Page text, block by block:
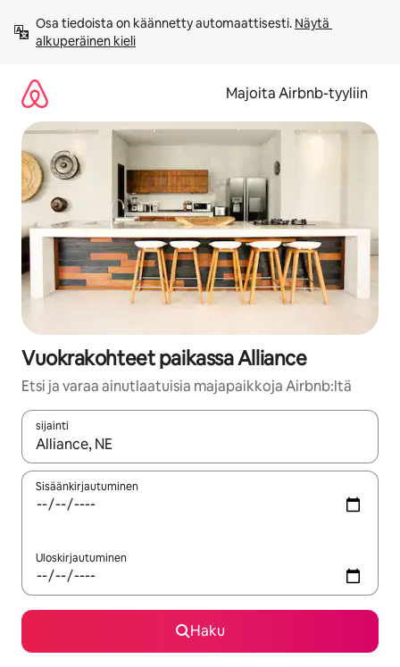
sisältö
väliin
Osa tiedoista on käännetty automaattisesti. Näytä
alkuperäinen kieli
Majoita Airbnb-tyyliin
Vuokrakohteet paikassa Alliance
Etsi ja varaa ainutlaatuisia majapaikkoja Airbnb:ltä
sijainti
Kun tulokset ovat saatavilla, navigoi ylös- ja alas-
Sisäänkirjautuminen
Uloskirjautuminen
Haku